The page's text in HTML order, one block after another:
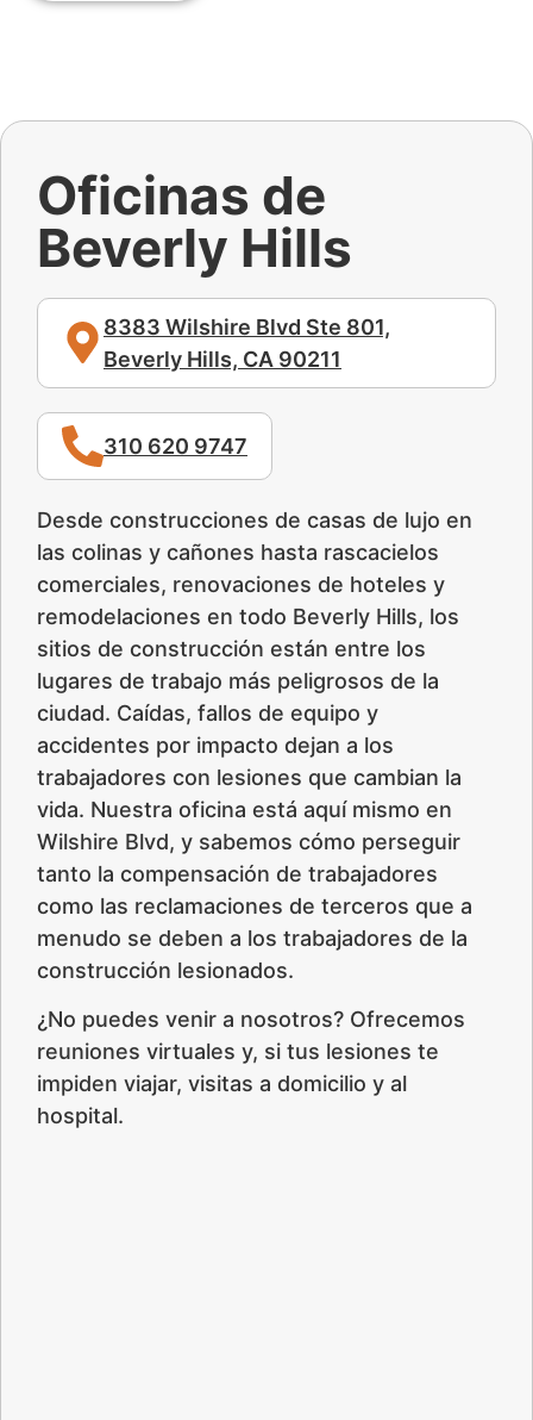
Oficinas de
Beverly Hills
8383 Wilshire Blvd Ste 801,
Beverly Hills, CA 90211
310 620 9747
Desde construcciones de casas de lujo en
las colinas y cañones hasta rascacielos
comerciales, renovaciones de hoteles y
remodelaciones en todo Beverly Hills, los
sitios de construcción están entre los
lugares de trabajo más peligrosos de la
ciudad. Caídas, fallos de equipo y
accidentes por impacto dejan a los
trabajadores con lesiones que cambian la
vida. Nuestra oficina está aquí mismo en
Wilshire Blvd, y sabemos cómo perseguir
tanto la compensación de trabajadores
como las reclamaciones de terceros que a
menudo se deben a los trabajadores de la
construcción lesionados.
¿No puedes venir a nosotros? Ofrecemos
reuniones virtuales y, si tus lesiones te
impiden viajar, visitas a domicilio y al
hospital.